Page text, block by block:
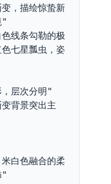
，描绘惊蛰新
"
线条勾勒的极
七星瓢虫，姿
层次分明"
背景突出主
白色融合的柔
"